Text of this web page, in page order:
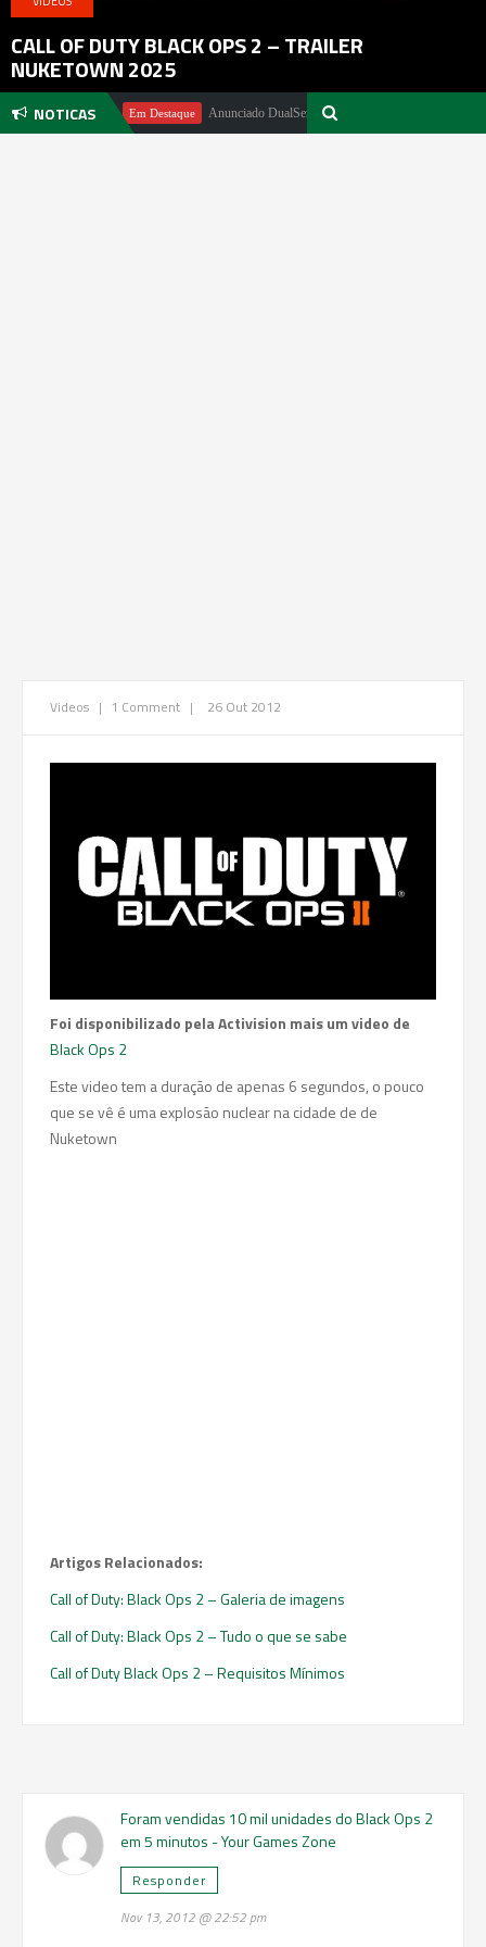
CALL OF DUTY BLACK OPS 2 – TRAILER
NUKETOWN 2025
NOTICAS
Pachter Em Destaque Anunciado DualSense The Last of Us Limited Edition
Videos | 1 Comment | 26 Out 2012
Foi disponibilizado pela Activision mais um video de
Black Ops 2
Este video tem a duração de apenas 6 segundos, o pouco
que se vê é uma explosão nuclear na cidade de de
Nuketown
Artigos Relacionados:
Call of Duty: Black Ops 2 – Galeria de imagens
Call of Duty: Black Ops 2 – Tudo o que se sabe
Call of Duty Black Ops 2 – Requisitos Mínimos
Foram vendidas 10 mil unidades do Black Ops 2
em 5 minutos - Your Games Zone
Responder
Nov 13, 2012 @ 22:52 pm